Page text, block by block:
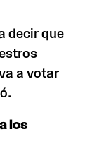
decir que
a votar
los